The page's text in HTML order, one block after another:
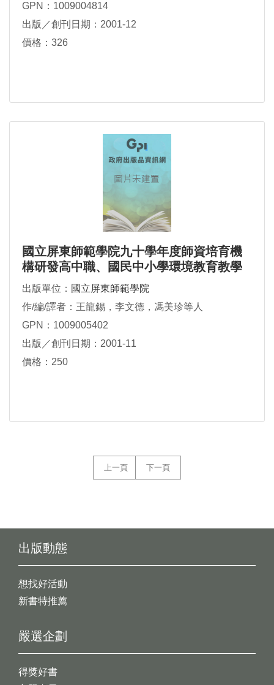
GPN：1009004814
出版／創刊日期：2001-12
價格：326
國立屏東師範學院九十學年度師資培育機
構研發高中職、國民中小學環境教育教學
計畫
出版單位： 國立屏東師範學院
作/編/譯者：王龍錫，李文德，馮美珍等人
GPN：1009005402
出版／創刊日期：2001-11
價格：250
上一頁 下一頁
出版動態
想找好活動
新書特推薦
嚴選企劃
得獎好書